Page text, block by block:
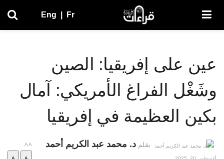
Eng Fr
عين على إفريقيا: الصين
وشَغْل الفراغ الأمريكي: آمال
بكين العظيمة في إفريقيا
بقلمد. محمد عبد الكريم أحمد AA